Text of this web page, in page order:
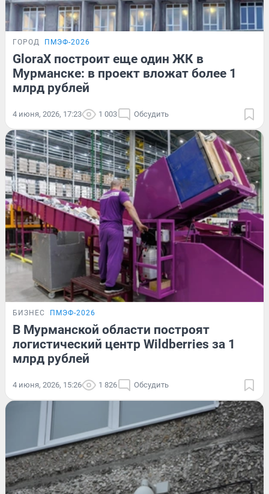
ГОРОД ПМЭФ-2026
GloraX построит еще один ЖК в
Мурманске: в проект вложат более 1
млрд рублей
4 июня, 2026, 17:23 1 003 Обсудить
БИЗНЕС ПМЭФ-2026
В Мурманской области построят
логистический центр Wildberries за 1
млрд рублей
4 июня, 2026, 15:26 1 826 Обсудить